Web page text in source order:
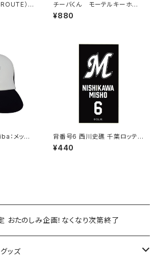
）ス
チーバくん モーテルキーホル
ダー design3
¥880
：メッシ
背番号6 西川史礁 千葉ロッテマ
リーンズ 選手ステッカー（ブラッ
クB)
¥440
おたのしみ企画！なくなり次第終了
ッズ